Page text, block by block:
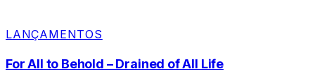
LANÇAMENTOS
For All to Behold – Drained of All Life